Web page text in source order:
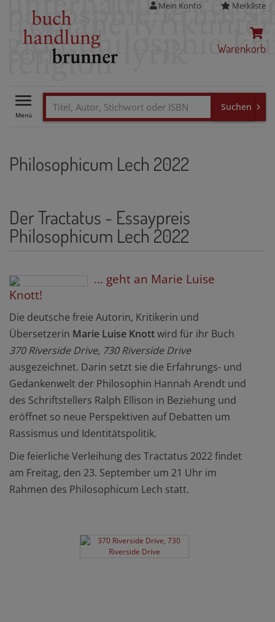
Mein Konto Merkliste
Warenkorb
Toggle
navigation
Philosophicum Lech 2022
Der Tractatus - Essaypreis
Philosophicum Lech 2022
... geht an Marie Luise
Knott!
Die deutsche freie Autorin, Kritikerin und
Übersetzerin Marie Luise Knottwird für ihr Buch
370 Riverside Drive, 730 Riverside Drive
ausgezeichnet. Darin setzt sie die Erfahrungs- und
Gedankenwelt der Philosophin Hannah Arendt und
des Schriftstellers Ralph Ellison in Beziehung und
eröffnet so neue Perspektiven auf Debatten um
Rassismus und Identitätspolitik.
Die feierliche Verleihung des Tractatus 2022 findet
am Freitag, den 23. September um 21 Uhr im
Rahmen des Philosophicum Lech statt.